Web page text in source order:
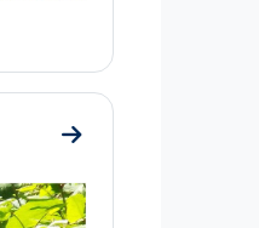
Mene osioon 5.